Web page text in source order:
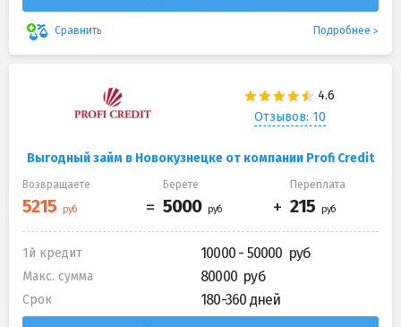
Сравнить Подробнее
Отзывов: 10
Выгодный займ в Новокузнецке от компании Profi Credit
Возвращаете Берете Переплата
1й кредит 10000 - 50000
Макс. сумма 80000
Срок 180-360 дней